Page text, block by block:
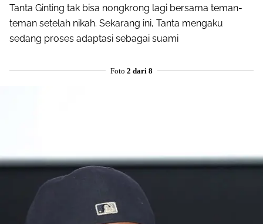
Tanta Ginting tak bisa nongkrong lagi bersama teman-
teman setelah nikah. Sekarang ini, Tanta mengaku
sedang proses adaptasi sebagai suami
Foto 2 dari 8